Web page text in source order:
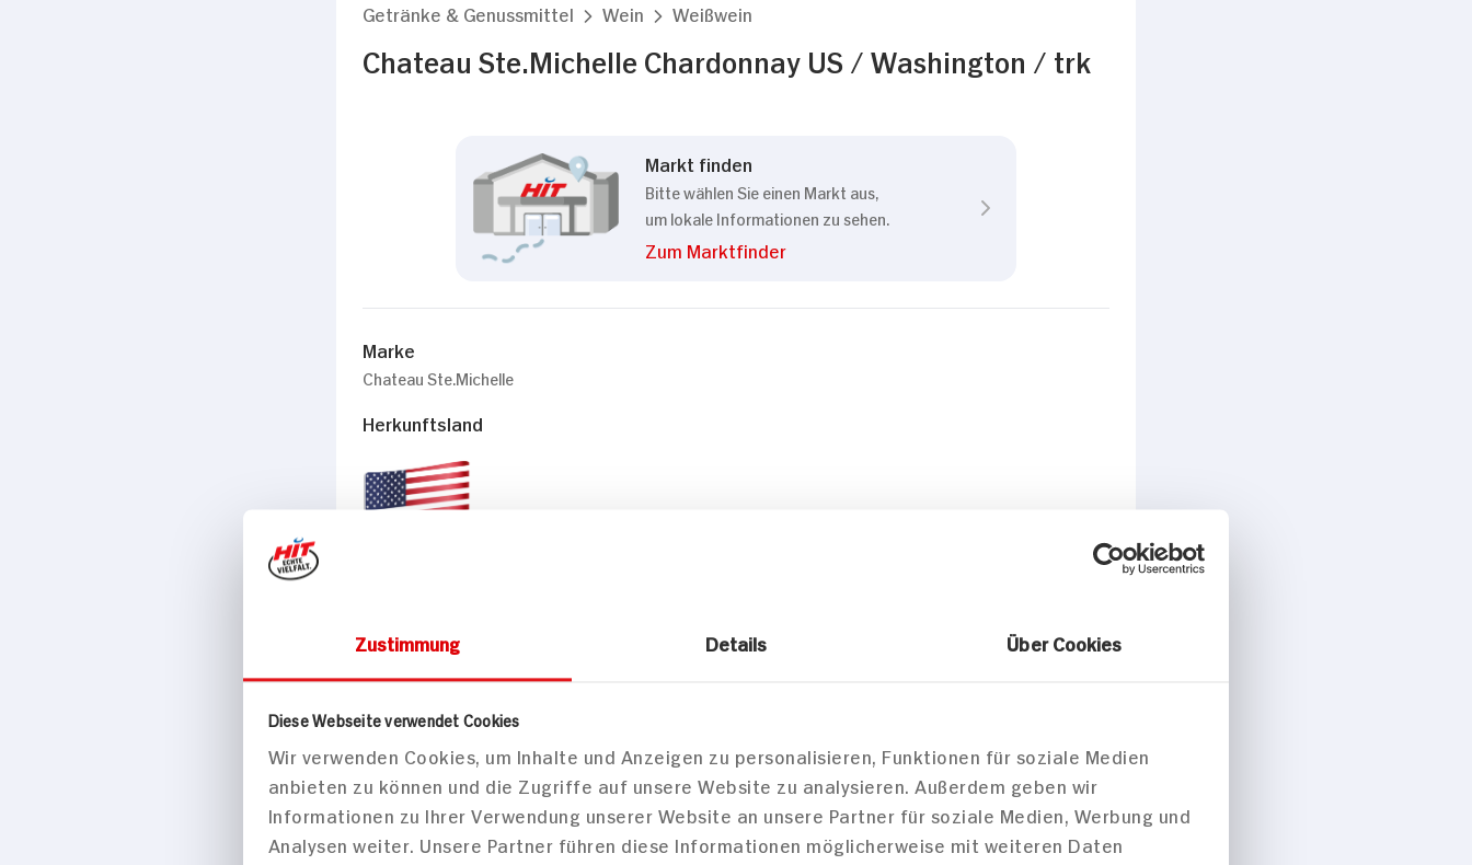
Zustimmung Details Über Cookies
Diese Webseite verwendet Cookies
Wir verwenden Cookies, um Inhalte und Anzeigen zu personalisieren, Funktionen für soziale Medien
anbieten zu können und die Zugriffe auf unsere Website zu analysieren. Außerdem geben wir
Informationen zu Ihrer Verwendung unserer Website an unsere Partner für soziale Medien, Werbung und
Analysen weiter. Unsere Partner führen diese Informationen möglicherweise mit weiteren Daten
Getränke & Genussmittel Wein Weißwein
Chateau Ste.Michelle Chardonnay US / Washington / trk
Markt finden
Bitte wählen Sie einen Markt aus,
um lokale Informationen zu sehen.
Zum Marktfinder
Marke
Chateau Ste.Michelle
Herkunftsland
kräftig
Geschmack
Aromen von Apfel und Holz tief, Holzfass gereift
Passt zu
Fisch, Geflügel
Empfohlene Trinktemperatur